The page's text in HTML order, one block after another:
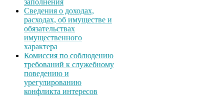
Сведения о доходах,
расходах, об имуществе и
обязательствах
имущественного
характера
Комиссия по соблюдению
требований к служебному
поведению и
урегулированию
конфликта интересов